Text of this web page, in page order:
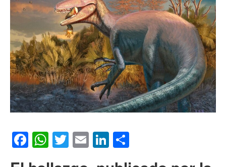
Facebook
WhatsApp
Twitter
EmailLinkedIn